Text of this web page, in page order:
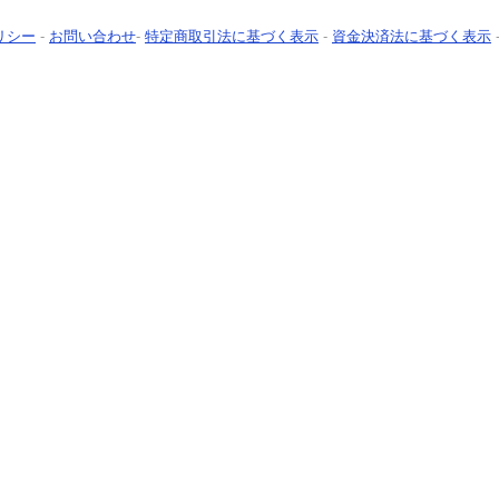
シー - お問い合わせ- 特定商取引法に基づく表示 - 資金決済法に基づく表示 -